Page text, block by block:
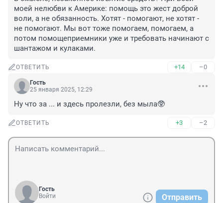
моей нелюбви к Америке: помощь это жест доброй
воли, а не обязанность. Хотят - помогают, не хотят -
не помогают. Мы вот тоже помогаем, помогаем, а
потом помощеприемники уже и требовать начинают с
шантажом и кулаками.
ОТВЕТИТЬ +14 –0
Гость
25 января 2025, 12:29
Ну что за ... и здесь пролезли, без мыла🥸
ОТВЕТИТЬ +3 –2
Гость
Войти
Отправить